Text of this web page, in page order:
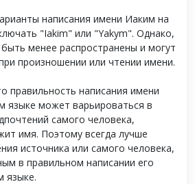
написания имени Иаким на
"Iakim" или "Yakym". Однако,
менее распространены и могут
произношении или чтении имени.
правильность написания имени
языке может варьироваться в
самого человека,
имя. Поэтому всегда лучше
источника или самого человека,
в правильном написании его
языке.